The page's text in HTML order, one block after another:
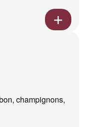
champignons,